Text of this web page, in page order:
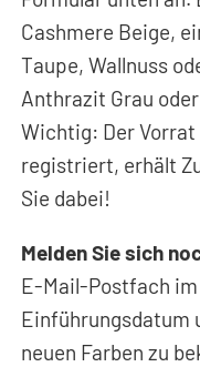
Cashmere Beige,
Taupe, Wallnuss
Anthrazit Grau
Wichtig: Der
registriert, erhält
Sie dabei!
Melden Sie sich
E-Mail-Postfach
Einführungsdatum
neuen Farben zu